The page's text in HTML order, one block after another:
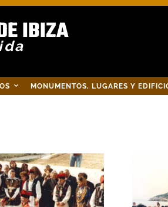
IBIZA
MONUMENTOS, LUGARES Y